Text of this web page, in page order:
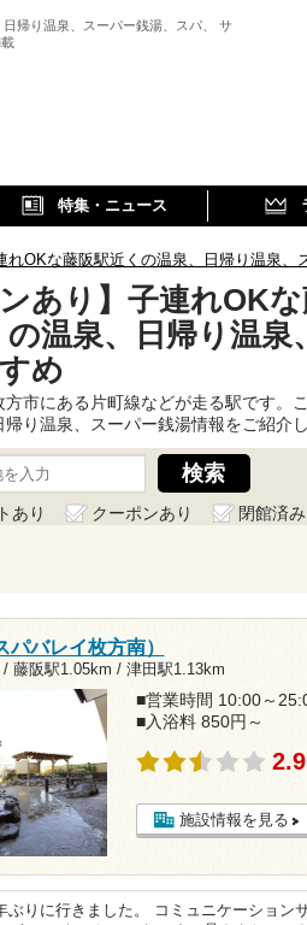
帰り温泉、スーパー銭湯、スパ、 サ
特集・ニュース
れOKな藤阪駅近くの温泉、日帰り温泉、
ンあり】子連れOK
の温泉、日帰り温泉
め
市にある片町線などが走る駅です。
り温泉、スーパー銭湯情報をご紹介し
あり クーポンあり
閉館済
パバレイ枚方南）
/ 藤阪駅1.05km / 津田駅1.13km
■営業時間 10:00～
■入浴料 850円～
施設情報を見る
ぶりに行きました。 コミュニケーション